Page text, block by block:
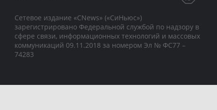
Сетевое издание «CNews» («СиНьюс»)
зарегистрировано Федеральной службой по надзору в
сфере связи, информационных технологий и массовых
коммуникаций 09.11.2018 за номером Эл № ФС77 –
74283